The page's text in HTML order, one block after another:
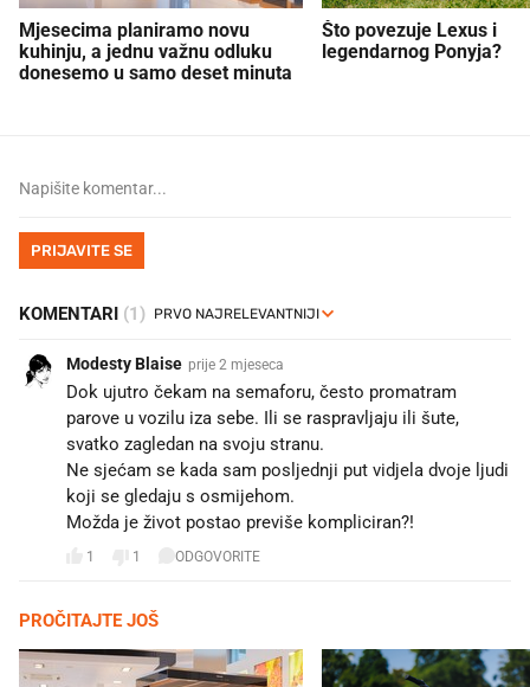
Mjesecima planiramo novu
kuhinju, a jednu važnu odluku
donesemo u samo deset minuta
Što povezuje Lexus i
legendarnog Ponyja?
PRIJAVITE SE
KOMENTARI (1)
Modesty Blaise prije 2 mjeseca
Dok ujutro čekam na semaforu, često promatram
parove u vozilu iza sebe. Ili se raspravljaju ili šute,
svatko zagledan na svoju stranu.
Ne sjećam se kada sam posljednji put vidjela dvoje ljudi
koji se gledaju s osmijehom.
Možda je život postao previše kompliciran?!
1 1 ODGOVORITE
PROČITAJTE JOŠ